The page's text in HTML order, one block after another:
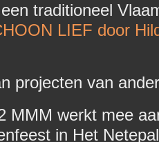
traditioneel
LIEF door
projecten van
MMM werkt mee
in Het